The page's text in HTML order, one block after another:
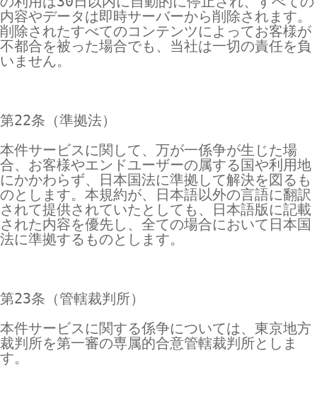
内容やデータは即時サーバーから削除されます。
削除されたすべてのコンテンツによってお客様が
不都合を被った場合でも、当社は一切の責任を負
いません。
第22条（準拠法）
本件サービスに関して、万が一係争が生じた場
合、お客様やエンドユーザーの属する国や利用地
にかかわらず、日本国法に準拠して解決を図るも
のとします。本規約が、日本語以外の言語に翻訳
されて提供されていたとしても、日本語版に記載
された内容を優先し、全ての場合において日本国
法に準拠するものとします。
第23条（管轄裁判所）
本件サービスに関する係争については、東京地方
裁判所を第一審の専属的合意管轄裁判所としま
す。